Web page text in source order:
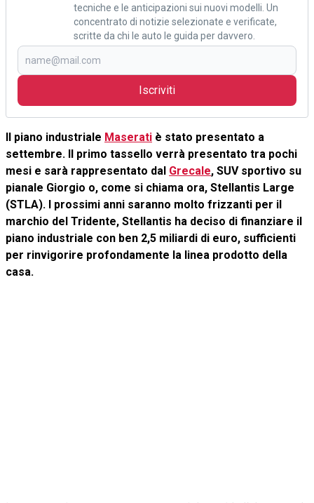
tecniche e le anticipazioni sui nuovi modelli. Un
concentrato di notizie selezionate e verificate,
scritte da chi le auto le guida per davvero.
Iscriviti
Il piano industriale Maserati è stato presentato a
settembre. Il primo tassello verrà presentato tra pochi
mesi e sarà rappresentato dal Grecale, SUV sportivo su
pianale Giorgio o, come si chiama ora, Stellantis Large
(STLA). I prossimi anni saranno molto frizzanti per il
marchio del Tridente, Stellantis ha deciso di finanziare il
piano industriale con ben 2,5 miliardi di euro, sufficienti
per rinvigorire profondamente la linea prodotto della
casa.